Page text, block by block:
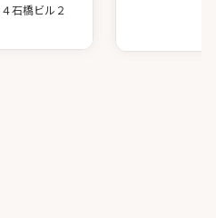
石橋ビル２